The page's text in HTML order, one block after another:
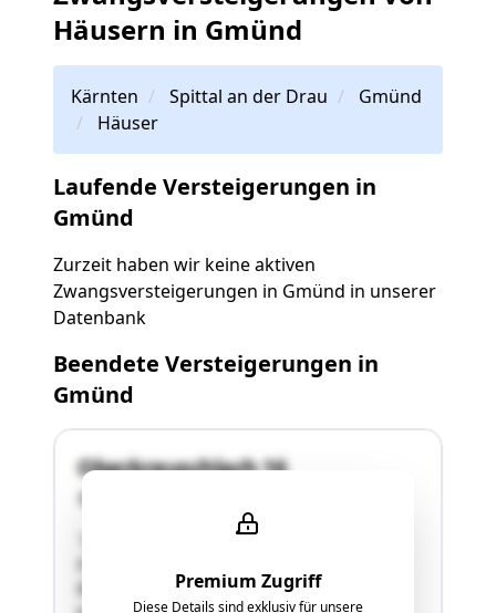
Häusern in Gmünd
Kärnten Spittal an der Drau
Gmünd
Häuser
Laufende Versteigerungen in
Gmünd
Zurzeit haben wir keine aktiven
Zwangsversteigerungen in Gmünd in unserer
Datenbank
Beendete Versteigerungen in
Gmünd
Premium Zugriff
Diese Details sind exklusiv für unsere
Oberkreuschlach 16
"Zirka 861 m2 großes Grundstück mit
Einfamilienwohnhaus (Grst.Nr. 618).
Bauliche Abänderungen zum Bauplan sind ggf.